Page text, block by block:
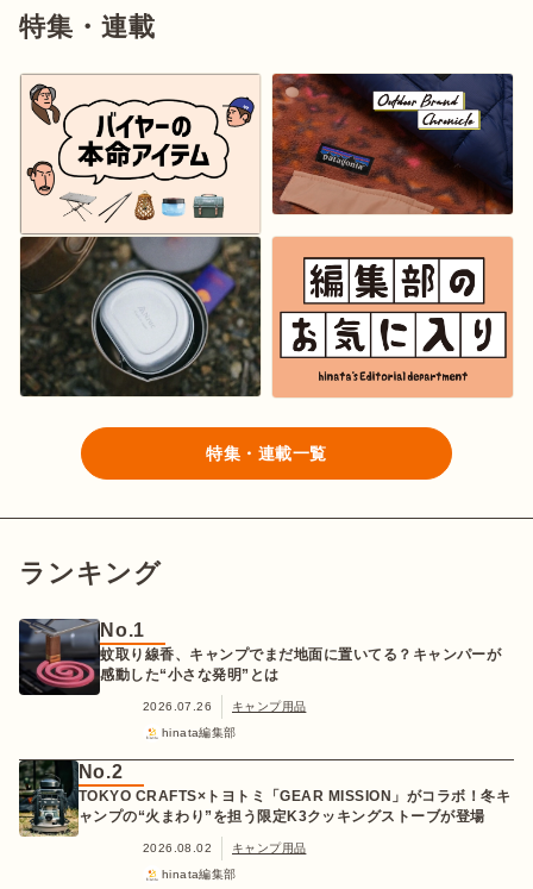
特集・連載
特集・連載一覧
ランキング
No.1
蚊取り線香、キャンプでまだ地面に置いてる？キャンパーが
感動した“小さな発明”とは
2026.07.26
キャンプ用品
hinata編集部
No.2
TOKYO CRAFTS×トヨトミ「GEAR MISSION」がコラボ！冬キ
ャンプの“火まわり”を担う限定K3クッキングストーブが登場
2026.08.02
キャンプ用品
hinata編集部